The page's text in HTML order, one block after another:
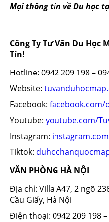
Mọi thông tin về Du học
Công Ty Tư Vấn Du Học
Tín!
Hotline: 0942 209 198 –
Website:
Facebook: facebook.com/
Youtube: youtube.com/
Instagram:
Tiktok: duhochanquocmap
VĂN PHÒNG HÀ NỘI
Địa chỉ: Villa A47, 2 ngõ
Cầu Giấy, Hà Nội
Điện thoại: 0942 209 198 –